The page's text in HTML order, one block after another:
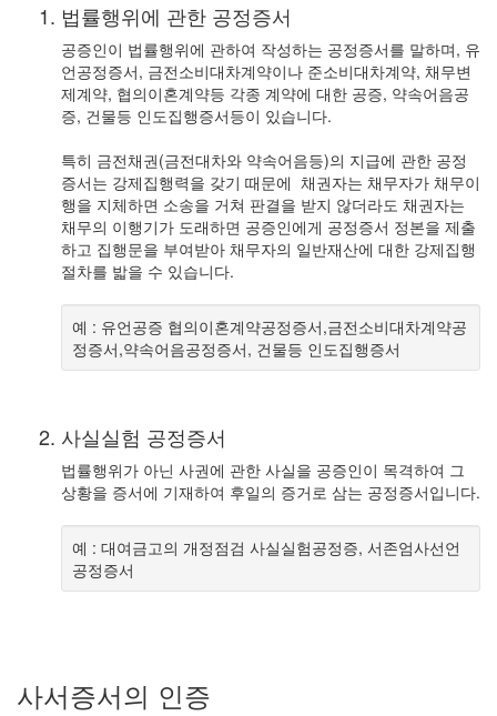
법률행위에 관한 공정증서
공증인이 법률행위에 관하여 작성하는 공정증서를 말하며, 유
언공정증서, 금전소비대차계약이나 준소비대차계약, 채무변
제계약, 협의이혼계약등 각종 계약에 대한 공증, 약속어음공
증, 건물등 인도집행증서등이 있습니다.
특히 금전채권(금전대차와 약속어음등)의 지급에 관한 공정
증서는 강제집행력을 갖기 때문에 채권자는 채무자가 채무이
행을 지체하면 소송을 거쳐 판결을 받지 않더라도 채권자는
채무의 이행기가 도래하면 공증인에게 공정증서 정본을 제출
하고 집행문을 부여받아 채무자의 일반재산에 대한 강제집행
절차를 밟을 수 있습니다.
예 : 유언공증 협의이혼계약공정증서,금전소비대차계약공
정증서,약속어음공정증서, 건물등 인도집행증서
사실실험 공정증서
법률행위가 아닌 사권에 관한 사실을 공증인이 목격하여 그
상황을 증서에 기재하여 후일의 증거로 삼는 공정증서입니다.
예 : 대여금고의 개정점검 사실실험공정증, 서존엄사선언
공정증서
사서증서의 인증